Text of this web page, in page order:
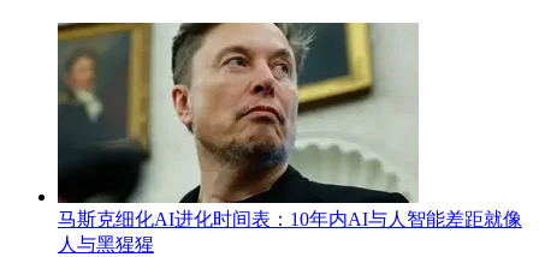
马斯克细化AI进化时间表：10年内AI与人智能差距就像
人与黑猩猩